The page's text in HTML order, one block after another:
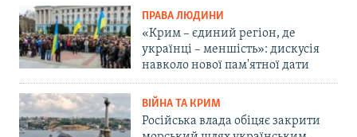
ПРАВА ЛЮДИНИ
«Крим – єдиний регіон, де
українці – меншість»: дискусія
навколо нової пам'ятної дати
ВІЙНА ТА КРИМ
Російська влада обіцяє закрити